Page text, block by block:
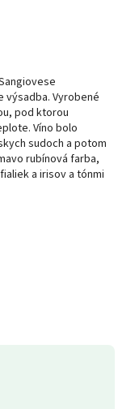
výsadba. Vyrobené
pod ktorou
Víno bolo
sudoch a potom
rubínová farba,
a irisov a tónmi